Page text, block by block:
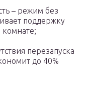
– режим без
поддержку
комнате;
перезапуска
до 40%